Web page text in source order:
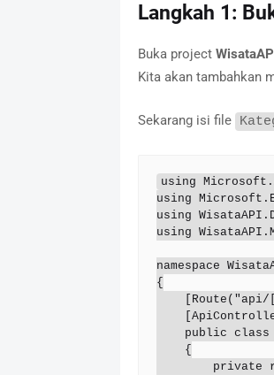
Langkah 1:
Buka project
Kita akan tambahkan
Sekarang isi file
using
using
using
using
namespace
{